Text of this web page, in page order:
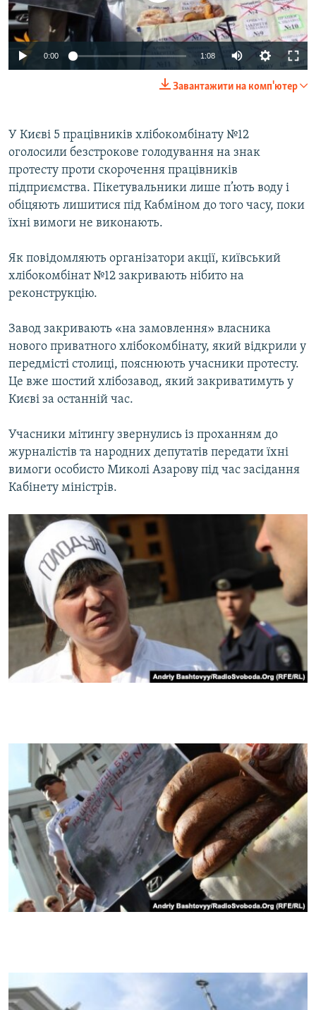
ВІДЕОУРОКИ «ELIFBE»
СВІДЧЕННЯ ОКУПАЦІЇ
УКРАЇНСЬКА ПРОБЛЕМА КРИМУ
Русский
Qırımtatar
Усі сайти RFE/RL
0:00 1:08
Завантажити на комп'ютер
У Києві 5 працівників хлібокомбінату №12
оголосили безстрокове голодування на знак
протесту проти скорочення працівників
підприємства. Пікетувальники лише п’ють воду і
обіцяють лишитися під Кабміном до того часу, поки
їхні вимоги не виконають.
Як повідомляють організатори акції, київський
хлібокомбінат №12 закривають нібито на
реконструкцію.
Завод закривають «на замовлення» власника
нового приватного хлібокомбінату, який відкрили у
передмісті столиці, пояснюють учасники протесту.
Це вже шостий хлібозавод, який закриватимуть у
Києві за останній час.
Учасники мітингу звернулись із проханням до
журналістів та народних депутатів передати їхні
вимоги особисто Миколі Азарову під час засідання
Кабінету міністрів.